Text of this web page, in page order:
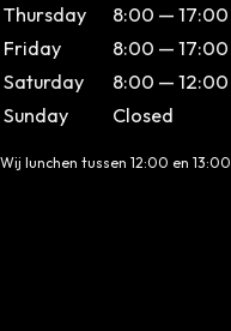
Thursday
8:00 — 17:00
Friday
8:00 — 17:00
Saturday
8:00 — 12:00
Sunday
Closed
Wij lunchen tussen 12:00 en 13:00